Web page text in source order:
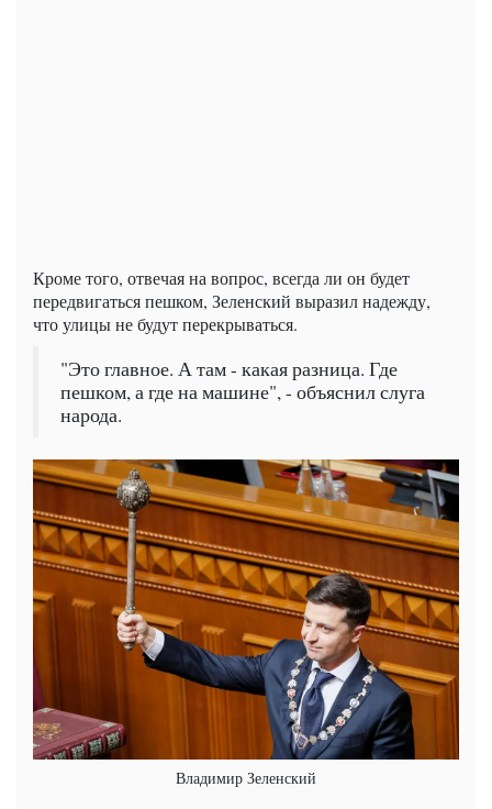
Кроме того, отвечая на вопрос, всегда ли он будет
передвигаться пешком, Зеленский выразил надежду,
что улицы не будут перекрываться.
"Это главное. А там - какая разница. Где
пешком, а где на машине", - объяснил слуга
народа.
Владимир Зеленский